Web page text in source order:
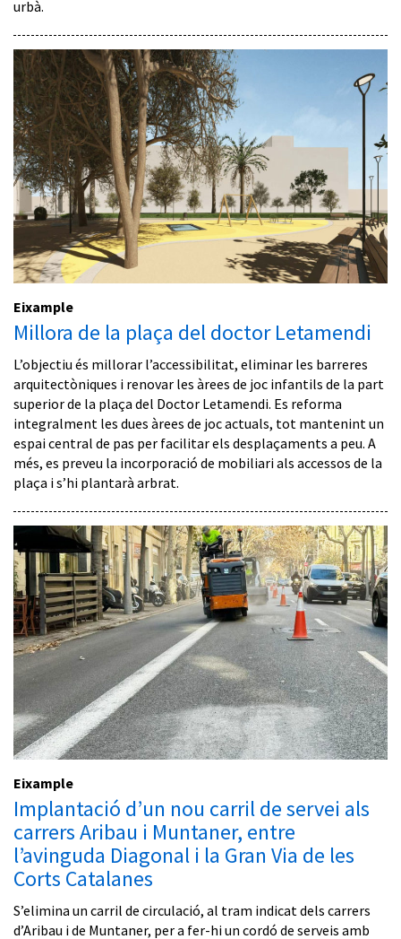
urbà.
Eixample
Millora de la plaça del doctor Letamendi
L’objectiu és millorar l’accessibilitat, eliminar les barreres
arquitectòniques i renovar les àrees de joc infantils de la part
superior de la plaça del Doctor Letamendi. Es reforma
integralment les dues àrees de joc actuals, tot mantenint un
espai central de pas per facilitar els desplaçaments a peu. A
més, es preveu la incorporació de mobiliari als accessos de la
plaça i s’hi plantarà arbrat.
Eixample
Implantació d’un nou carril de servei als
carrers Aribau i Muntaner, entre
l’avinguda Diagonal i la Gran Via de les
Corts Catalanes
S’elimina un carril de circulació, al tram indicat dels carrers
d’Aribau i de Muntaner, per a fer-hi un cordó de serveis amb